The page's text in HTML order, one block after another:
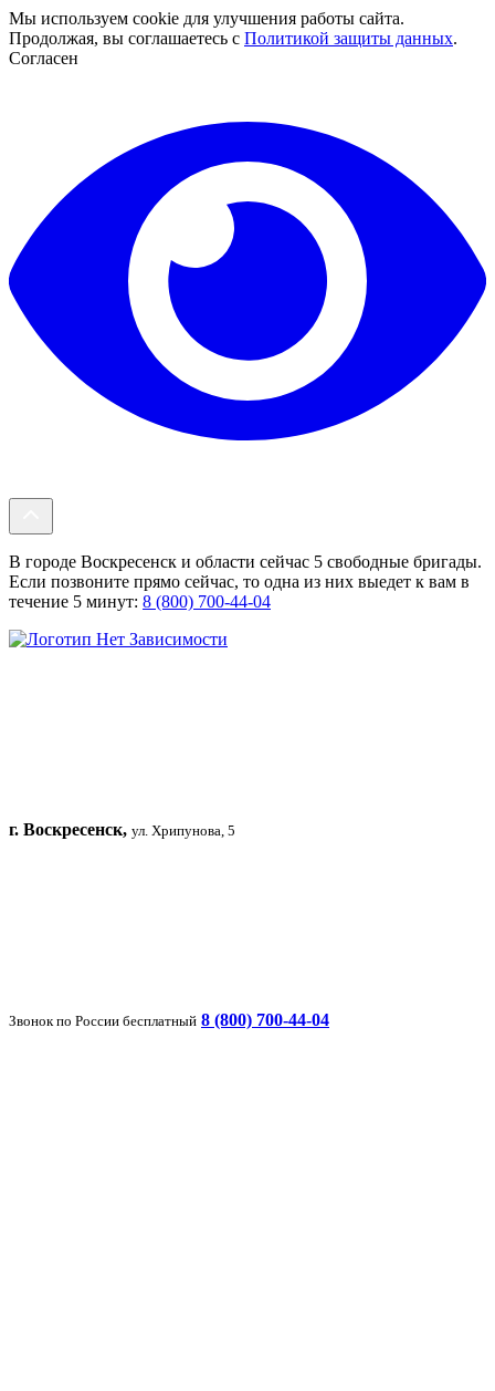
Мы используем cookie для улучшения работы сайта.
Продолжая, вы соглашаетесь с Политикой защиты данных.
Согласен
В городе Воскресенск и области сейчас 5 свободные бригады.
Если позвоните прямо сейчас, то одна из них выедет к вам в
течение 5 минут: 8 (800) 700-44-04
г. Воскресенск, ул. Хрипунова, 5
Звонок по России бесплатный 8 (800) 700-44-04